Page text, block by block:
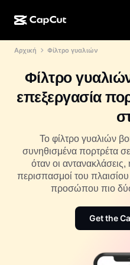
Διαδικτυακή έκδοση
CapCut για κινητό
Dreamina AI
Pippit ΤΝ
Δημιουργία ΤΝ
Σχεδιασμός ΤΝ
Στούντιο βίντεο
Εργαλείο δημιουργίας
Εργαλείο δημιουργίας
Βελτίωση εικόνας ΤΝ
Dreamina Seedance 2.5
Nano Banana Pro
Λειτουργίες
Εργαλεία ΤΝ
Εργαλείο
Εργαλείο
Εργαλείο
Περισσότερα
Περιπτώσεις χρήσης
Μέσα κοινωνικής
Γιορτινά πρότυπα
Πρότυπα ημερολογίου
Πρότυπα επετείου
Σχετικά με εμάς
Κοινότητα
Συνεργάτες
Πρόγραμμα
CapCut για
Αρχική Φίλτρο γυαλιών
Φίλτρο
επεξεργασία
Το φίλτρο γυαλιών
συνηθισμένα πορτρέτα
όταν οι
περισπασμοί του πλαισίου
προσώπου πιο
Get the